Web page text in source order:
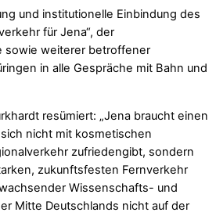
und institutionelle Einbindung des
für Jena“, der
sowie weiterer betroffener
in alle Gespräche mit Bahn und
resümiert: „Jena braucht einen
nicht mit kosmetischen
zufriedengibt, sondern
zukunftsfesten Fernverkehr
Wissenschafts- und
Mitte Deutschlands nicht auf der